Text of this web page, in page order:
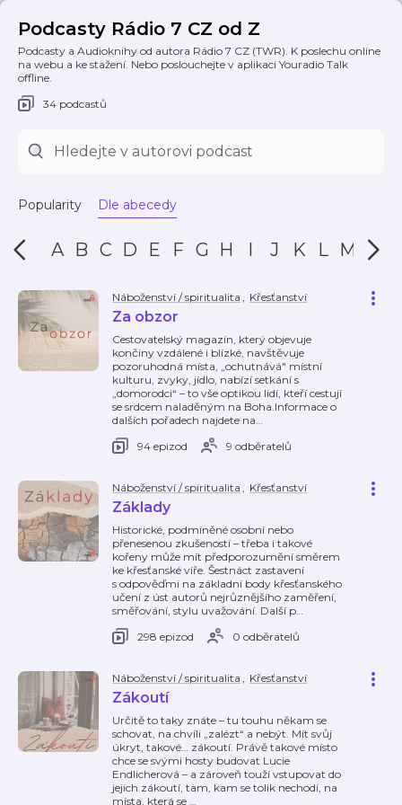
Podcasty Rádio 7 CZ od Z
Podcasty a Audioknihy od autora Rádio 7 CZ (TWR). K poslechu online
na webu a ke stažení. Nebo poslouchejte v aplikaci Youradio Talk
offline.
34 podcastů
Popularity Dle abecedy
A B C D E F G H I J K L M N
Náboženství / spiritualita , Křesťanství
Za obzor
Cestovatelský magazín, který objevuje
končiny vzdálené i blízké, navštěvuje
pozoruhodná místa, „ochutnává" místní
kulturu, zvyky, jídlo, nabízí setkání s
„domorodci“ – to vše optikou lidí, kteří cestují
se srdcem naladěným na Boha.Informace o
dalších pořadech najdete na…
94 epizod
9 odběratelů
Náboženství / spiritualita , Křesťanství
Základy
Historické, podmíněné osobní nebo
přenesenou zkušeností – třeba i takové
kořeny může mít předporozumění směrem
ke křesťanské víře. Šestnáct zastavení
s odpověďmi na základní body křesťanského
učení z úst autorů nejrůznějšího zaměření,
směřování, stylu uvažování. Další p…
298 epizod
0 odběratelů
Náboženství / spiritualita , Křesťanství
Zákoutí
Určitě to taky znáte – tu touhu někam se
schovat, na chvíli „zalézt“ a nebýt. Mít svůj
úkryt, takové… zákoutí. Právě takové místo
chce se svými hosty budovat Lucie
Endlicherová – a zároveň touží vstupovat do
jejich zákoutí, tam, kam se tolik nechodí, na
místa, která se …